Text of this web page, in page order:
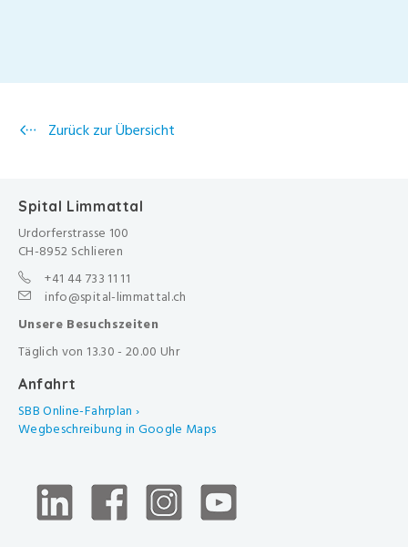
Zurück zur Übersicht
Spital Limmattal
Urdorferstrasse 100
CH-8952 Schlieren
+41 44 733 11 11
info@spital-limmattal.ch
Unsere Besuchszeiten
Täglich von 13.30 - 20.00 Uhr
Anfahrt
SBB Online-Fahrplan ›
Wegbeschreibung in Google Maps